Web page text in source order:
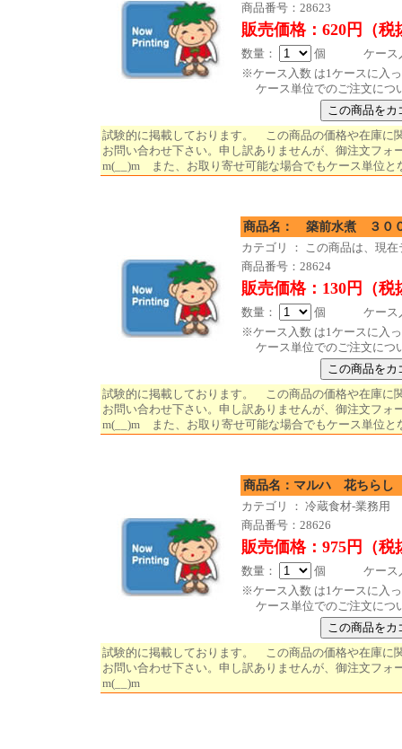
商品番号：28623
販売価格：620円（税
数量：
個 ケース入
※ケース入数 は1ケースに入
ケース単位でのご注文につ
試験的に掲載しております。 この商品の価格や在庫に
お問い合わせ下さい。申し訳ありませんが、御注文フォ
m(__)m また、お取り寄せ可能な場合でもケース単位と
商品名： 築前
カテゴリ ： この商品は、現
商品番号：28624
販売価格：130円（税
数量：
個 ケース入
※ケース入数 は1ケースに入
ケース単位でのご注文につ
試験的に掲載しております。 この商品の価格や在庫に
お問い合わせ下さい。申し訳ありませんが、御注文フォ
m(__)m また、お取り寄せ可能な場合でもケース単位と
商品名：マルハ 花
カテゴリ ： 冷蔵食材-業務用
商品番号：28626
販売価格：975円（税
数量：
個 ケース入
※ケース入数 は1ケースに入
ケース単位でのご注文につ
試験的に掲載しております。 この商品の価格や在庫に
お問い合わせ下さい。申し訳ありませんが、御注文フォ
m(__)m